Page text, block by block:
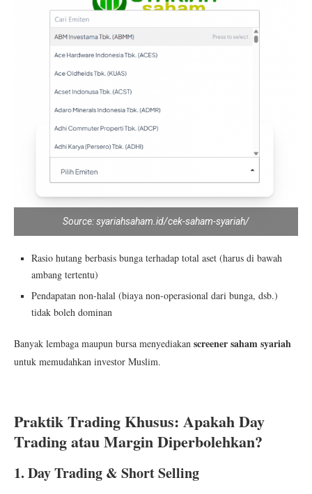
Source: syariahsaham.id/cek-saham-syariah/
Rasio hutang berbasis bunga terhadap total aset (harus di bawah
ambang tertentu)
Pendapatan non-halal (biaya non-operasional dari bunga, dsb.)
tidak boleh dominan
Banyak lembaga maupun bursa menyediakan screener saham syariah
untuk memudahkan investor Muslim.
Praktik Trading Khusus: Apakah Day
Trading atau Margin Diperbolehkan?
1. Day Trading & Short Selling